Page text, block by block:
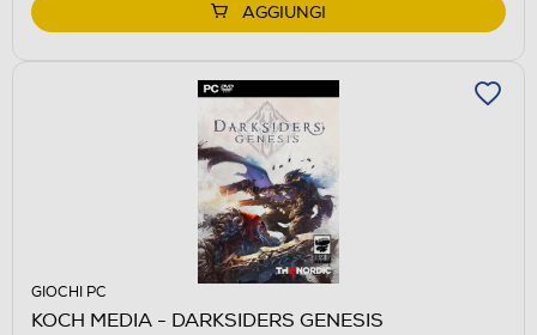
AGGIUNGI
GIOCHI PC
KOCH MEDIA - DARKSIDERS GENESIS